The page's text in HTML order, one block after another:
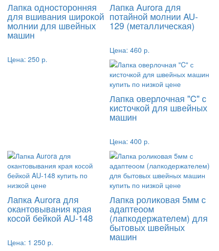
Лапка односторонняя
для вшивания широкой
молнии для швейных
машин
Цена: 250 р.
Лапка Aurora для
потайной молнии AU-
129 (металлическая)
Цена: 460 р.
Лапка оверлочная "C" с
кисточкой для швейных
машин
Цена: 400 р.
Лапка Aurora для
окантовывания края
косой бейкой AU-148
Цена: 1 250 р.
Лапка роликовая 5мм с
адаптеоом
(лапкодержателем) для
бытовых швейных
машин